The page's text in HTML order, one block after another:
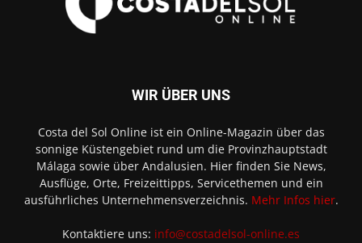
WIR ÜBER UNS
Costa del Sol Online ist ein Online-Magazin über das
sonnige Küstengebiet rund um die Provinzhauptstadt
Málaga sowie über Andalusien. Hier finden Sie News,
Ausflüge, Orte, Freizeittipps, Servicethemen und ein
ausführliches Unternehmensverzeichnis. Mehr Infos hier.
Kontaktiere uns: info@costadelsol-online.es